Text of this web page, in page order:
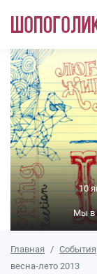
Перейти к
10
Мы в
Главная События
весна-лето 2013